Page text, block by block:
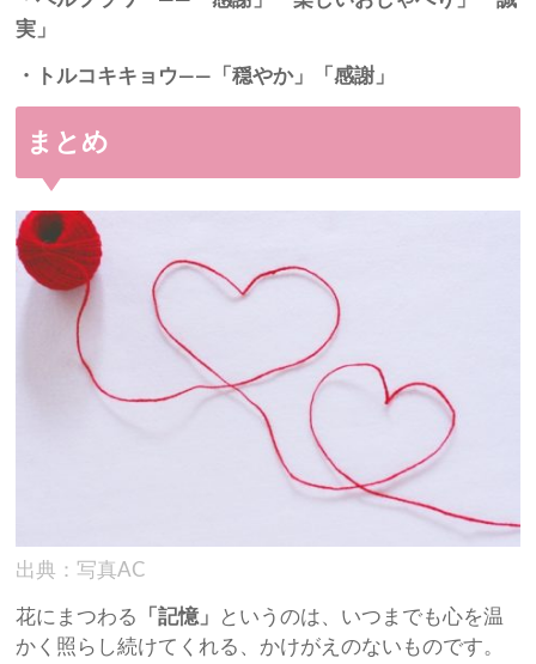
実」
・トルコキキョウ――「穏やか」「感謝」
まとめ
出典：写真AC
花にまつわる 「記憶」
というのは、いつまでも心を温
かく照らし続けてくれる、かけがえのないものです。